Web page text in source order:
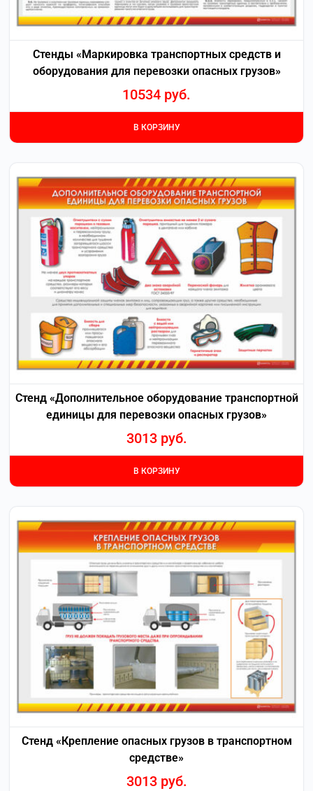
Стенды «Маркировка транспортных средств и
оборудования для перевозки опасных грузов»
10534 руб.
В КОРЗИНУ
Стенд «Дополнительное оборудование транспортной
единицы для перевозки опасных грузов»
3013 руб.
В КОРЗИНУ
Стенд «Крепление опасных грузов в транспортном
средстве»
3013 руб.